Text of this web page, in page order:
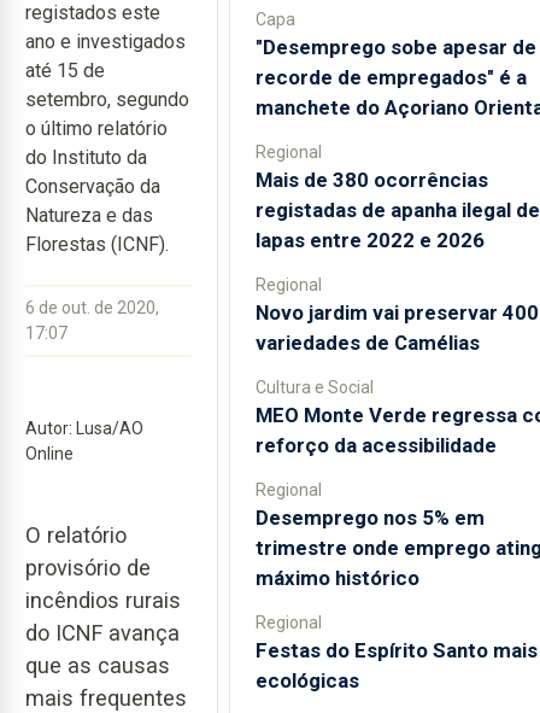
registados este
ano e investigados
até 15 de
setembro, segundo
o último relatório
do Instituto da
Conservação da
Natureza e das
Florestas (ICNF).
6 de out. de 2020,
17:07
Autor: Lusa/AO
Online
O relatório
provisório de
incêndios rurais
do ICNF avança
que as causas
mais frequentes
Capa
"Desemprego sobe apesar de
recorde de empregados" é a
manchete do Açoriano
Regional
Mais de 380 ocorrências
registadas de apanha ilegal de
lapas entre 2022 e 2026
Regional
Novo jardim vai preservar 400
variedades de Camélias
Cultura e Social
MEO Monte Verde regressa
reforço da acessibilidade
Regional
Desemprego nos 5% em
trimestre onde emprego
máximo histórico
Regional
Festas do Espírito Santo mais
ecológicas